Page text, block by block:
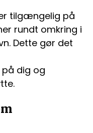
tilgængelig på
rundt omkring i
Dette gør det
dig og